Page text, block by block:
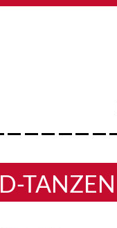
TANZEN